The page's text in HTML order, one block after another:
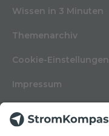
Wissen in 3 Minuten
Themenarchiv
Cookie-Einstellungen
Impressum